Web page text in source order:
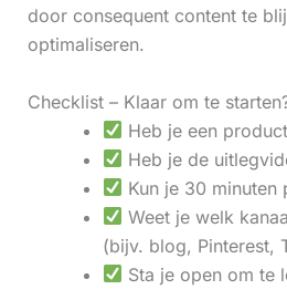
door consequent content te
optimaliseren.
Checklist – Klaar om te
Heb je een
Heb je de
Kun je 30 minuten
Weet je welk
(bijv. blog, Pinterest,
Sta je open om te